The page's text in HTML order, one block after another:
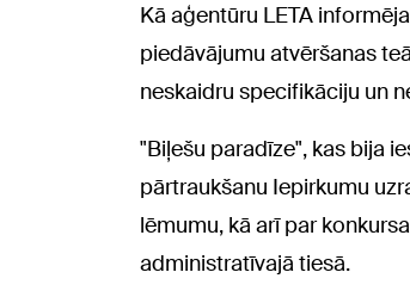
Kā aģentūru LETA
piedāvājumu atvēršanas
neskaidru specifikāciju un
"Biļešu paradīze", kas bija
pārtraukšanu Iepirkumu
lēmumu, kā arī par
administratīvajā tiesā.